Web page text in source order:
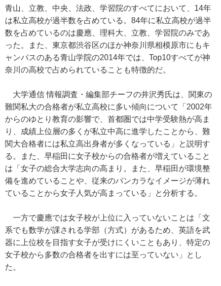
青山、立教、中央、法政、学習院のすべてにおいて、14年
は私立高校が過半数を占めている。84年に私立高校が過半
数を占めているのは慶應、理科大、立教、学習院のみであ
った。また、東京都渋谷区のほか神奈川県相模原市にもキ
ャンパスのある青山学院の2014年では、Top10すべてが神
奈川の高校で占められていることも特徴的だ。
大学通信 情報調査・編集部チーフの井沢秀氏は、関東の
難関私大の合格者が私立高校に多い傾向について「2002年
からのゆとり教育の影響で、首都圏では中学受験熱が高ま
り、成績上位層の多くが私立中高に進学したことから、難
関大合格者には私立高出身者が多くなっている」と説明す
る。また、早稲田に女子校からの合格者が増えていること
は「女子の総合大学志向の高まり。また、早稲田が環境整
備を進めていることや、従来のバンカラなイメージが薄れ
ていることから女子人気が高まっている」と分析する。
一方で慶應では女子校が上位に入っていないことは「文
系でも数学が課される学部（方式）があるため、英語を武
器に上位校を目指す女子が受けにくいこともあり、特定の
女子校から多数の合格者を出すには至っていない」とし
た。